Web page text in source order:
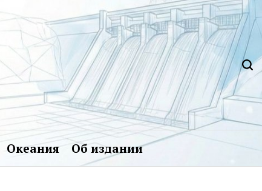
Океания Об издании